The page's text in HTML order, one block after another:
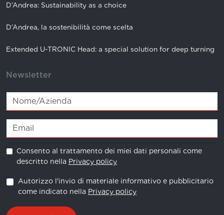
D’Andrea: Sustainability as a choice
D’Andrea, la sostenibilità come scelta
Extended U-TRONIC Head: a special solution for deep turning
Newsletter
Consento al trattamento dei miei dati personali come
descritto nella Privacy policy
Autorizzo l'invio di materiale informativo e pubblicitario
come indicato nella Privacy policy